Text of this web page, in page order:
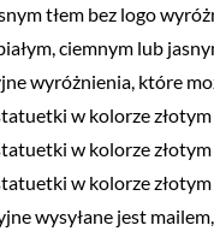
tłem bez logo
ciemnym lub
wyróżnienia, które
w kolorze
w kolorze
w kolorze
wysyłane jest